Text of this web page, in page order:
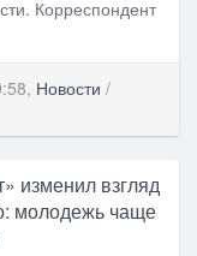
Корреспондент
Новости /
изменил взгляд
молодежь чаще